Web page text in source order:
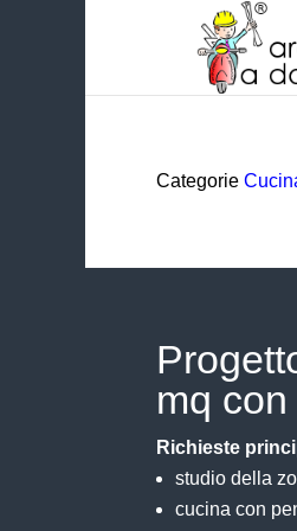
Categorie
mq
Richieste
studio della
cucina con